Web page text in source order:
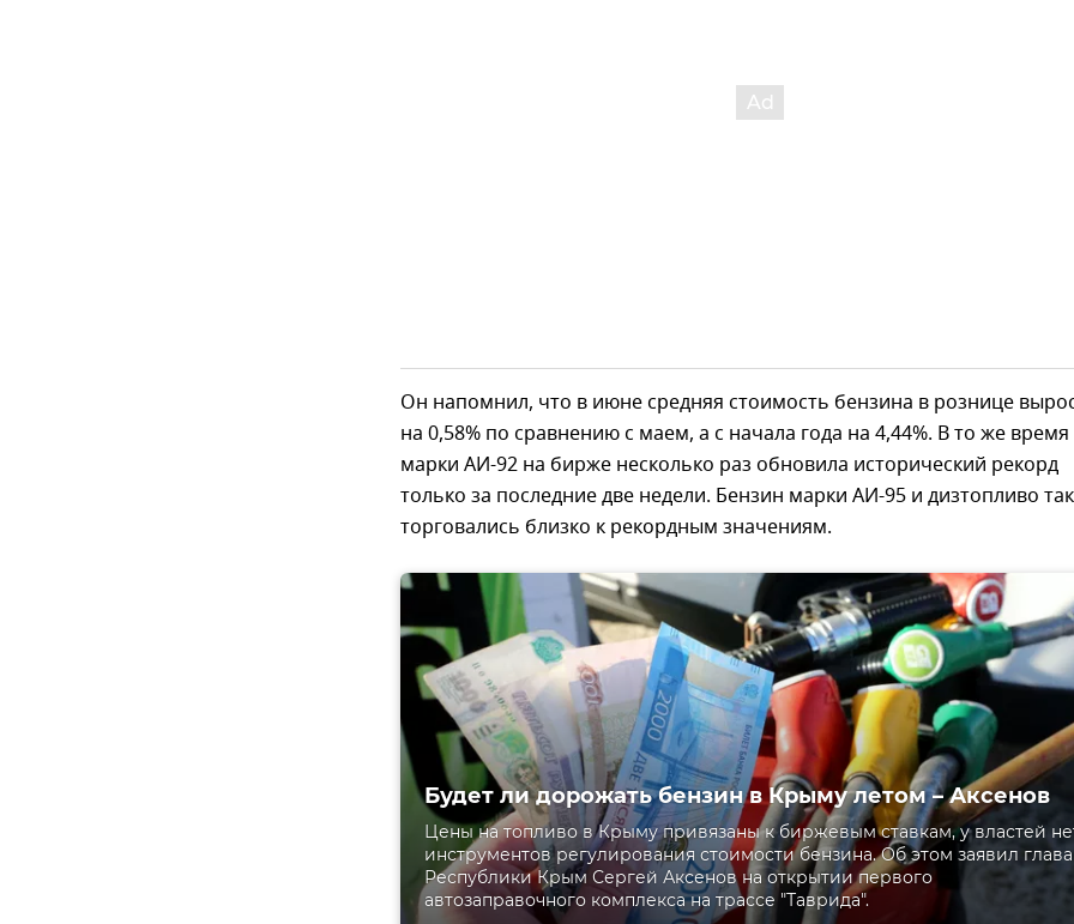
Он напомнил, что в июне средняя стоимость бензина в рознице
на 0,58% по сравнению с маем, а с начала года на 4,44%. В то же
марки АИ-92 на бирже несколько раз обновила исторический рекорд
только за последние две недели. Бензин марки АИ-95 и дизтопливо
торговались близко к рекордным значениям.
Будет ли дорожать бензин в Крыму летом – Аксенов
Цены на топливо в Крыму привязаны к биржевым ставкам, у властей
инструментов регулирования стоимости бензина. Об этом заявил глава
Республики Крым Сергей Аксенов на открытии первого
автозаправочного комплекса на трассе "Таврида".